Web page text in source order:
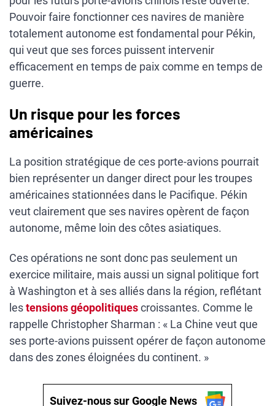
Pouvoir faire fonctionner ces navires de manière
totalement autonome est fondamental pour Pékin,
qui veut que ses forces puissent intervenir
efficacement en temps de paix comme en temps de
guerre.
Un risque pour les forces
américaines
La position stratégique de ces porte-avions pourrait
bien représenter un danger direct pour les troupes
américaines stationnées dans le Pacifique. Pékin
veut clairement que ses navires opèrent de façon
autonome, même loin des côtes asiatiques.
Ces opérations ne sont donc pas seulement un
exercice militaire, mais aussi un signal politique fort
à Washington et à ses alliés dans la région, reflétant
lestensions géopolitiquescroissantes. Comme le
rappelle Christopher Sharman : « La Chine veut que
ses porte-avions puissent opérer de façon autonome
dans des zones éloignées du continent. »
Suivez-nous sur Google News